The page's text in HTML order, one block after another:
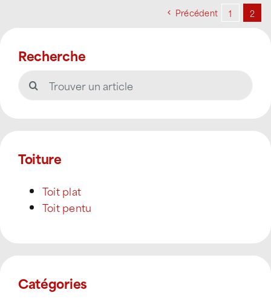
Précédent 1 2
Recherche
Rechercher:
Toiture
Toit plat
Toit pentu
Catégories